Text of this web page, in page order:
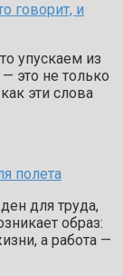
говорит, и
упускаем из
это не только
эти слова
полета
для труда,
образ:
а работа —